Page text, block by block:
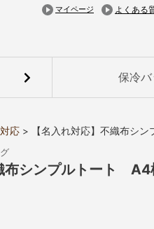
マイページ よくある
保冷
応 【名入れ対応】不織布シ
布シンプルトート